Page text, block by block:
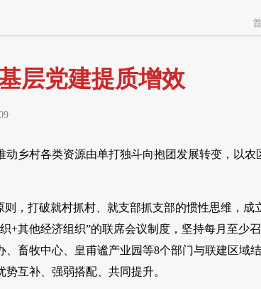
层党建提质增效
乡村各类资源由单打独斗向抱团发展转变，以农
，打破就村抓村、就支部抓支部的惯性思维，成
+其他经济组织”的联席会议制度，坚持每月至少
畜牧中心、皇甫谧产业园等8个部门与联建区域
互补、强弱搭配、共同提升。